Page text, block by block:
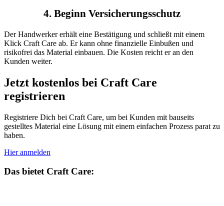
4. Beginn Versicherungsschutz
Der Handwerker erhält eine Bestätigung und schließt mit einem
Klick Craft Care ab. Er kann ohne finanzielle Einbußen und
risikofrei das Material einbauen. Die Kosten reicht er an den
Kunden weiter.
Jetzt kostenlos bei Craft Care
registrieren
Registriere Dich bei Craft Care, um bei Kunden mit bauseits
gestelltes Material eine Lösung mit einem einfachen Prozess parat zu
haben.
Hier anmelden
Das bietet Craft Care: